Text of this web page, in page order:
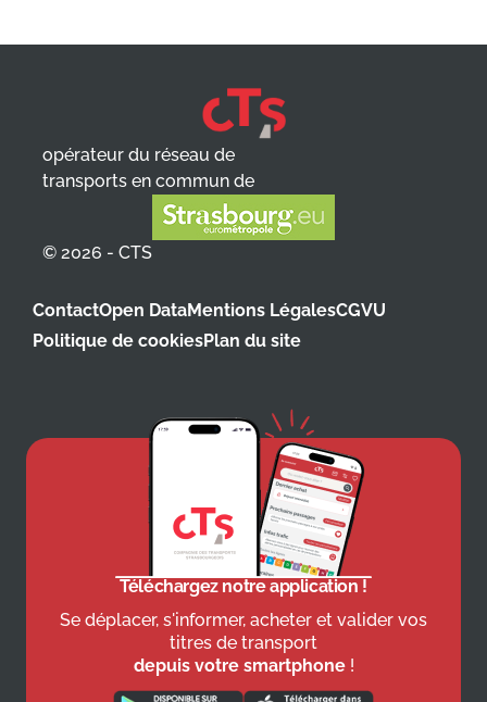
opérateur du réseau de
transports en commun de
© 2026 - CTS
ContactOpen DataMentions LégalesCGVU
Politique de cookiesPlan du site
Téléchargez notre application !
Se déplacer, s'informer, acheter et valider vos
titres de transport
depuis votre smartphone !